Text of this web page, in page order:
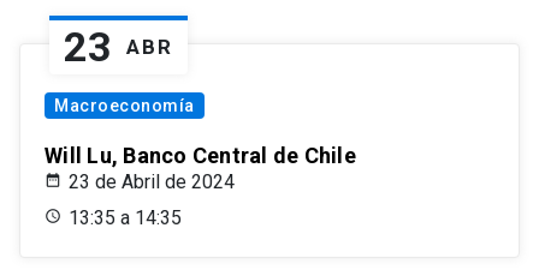
23 ABR
Macroeconomía
Will Lu, Banco Central de Chile
23 de Abril de 2024
13:35 a 14:35